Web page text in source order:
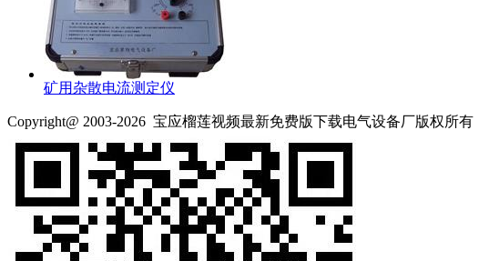
矿用杂散电流测定仪
Copyright@ 2003-2026 宝应榴莲视频最新免费版下载电气设备厂版权所有